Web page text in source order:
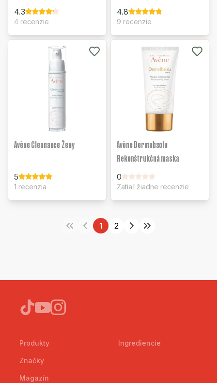
4.3
4 recenzie
4.8
9 recenzie
Avène Cleanance Ženy
5
1 recenzia
Avène Dermabsolu
Rekonštrukčná maska
0
Zatiaľ žiadne recenzie
1 2
Produkty
Značky
Magazín
Ingrediencie